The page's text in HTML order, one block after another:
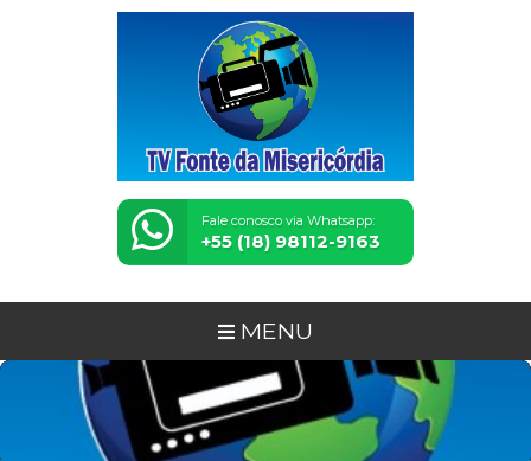
Fale conosco via Whatsapp:
+55 (18) 98112-9163
MENU